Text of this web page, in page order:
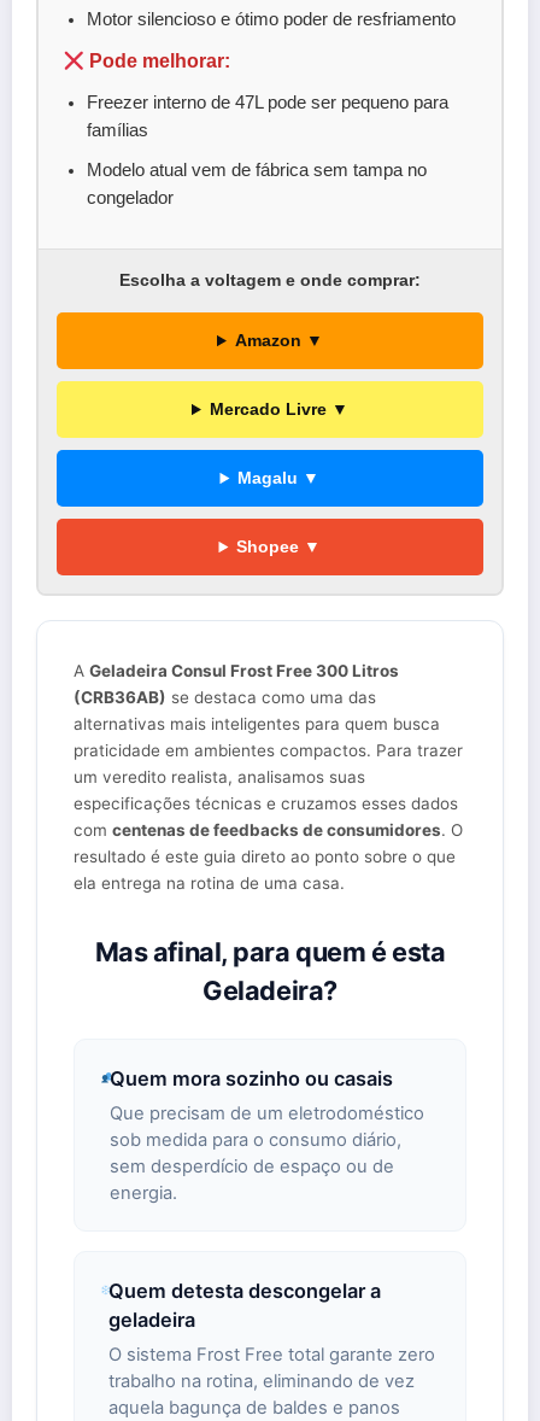
Motor silencioso e ótimo poder de resfriamento
Pode melhorar:
Freezer interno de 47L pode ser pequeno para
famílias
Modelo atual vem de fábrica sem tampa no
congelador
Escolha a voltagem e onde comprar:
Amazon ▼
Mercado Livre ▼
Magalu ▼
Shopee ▼
A Geladeira Consul Frost Free 300 Litros
(CRB36AB) se destaca como uma das
alternativas mais inteligentes para quem busca
praticidade em ambientes compactos. Para trazer
um veredito realista, analisamos suas
especificações técnicas e cruzamos esses dados
com centenas de feedbacks de consumidores. O
resultado é este guia direto ao ponto sobre o que
ela entrega na rotina de uma casa.
Mas afinal, para quem é esta
Geladeira?
Quem mora sozinho ou casais
Que precisam de um eletrodoméstico
sob medida para o consumo diário,
sem desperdício de espaço ou de
energia.
Quem detesta descongelar a
geladeira
O sistema Frost Free total garante zero
trabalho na rotina, eliminando de vez
aquela bagunça de baldes e panos